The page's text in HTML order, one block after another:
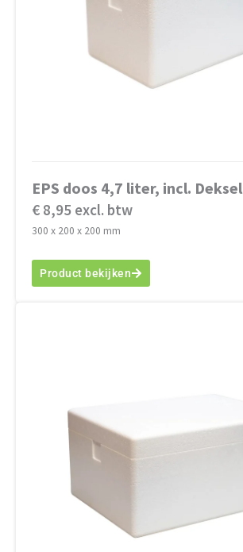
EPS doos 4,7 liter, incl. Deksel
€ 8,95 excl. btw
300 x 200 x 200 mm
Product bekijken